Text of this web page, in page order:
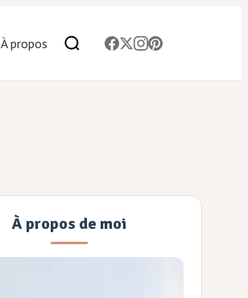
À propos
À propos de moi